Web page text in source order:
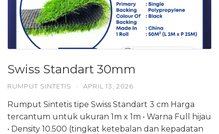
Swiss Standart 30mm
RUMPUT SINTETIS · APRIL 13, 2026
Rumput Sintetis tipe Swiss Standart 3 cm Harga
tercantum untuk ukuran 1m x 1m • Warna Full hijau
• Density 10.500 (tingkat ketebalan dan kepadatan